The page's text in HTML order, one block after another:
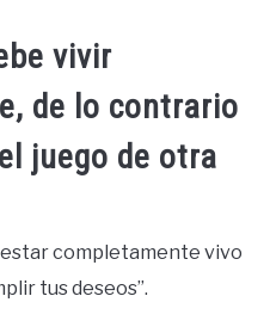
vivir
de lo contrario
juego de otra
estar completamente vivo
tus deseos”.